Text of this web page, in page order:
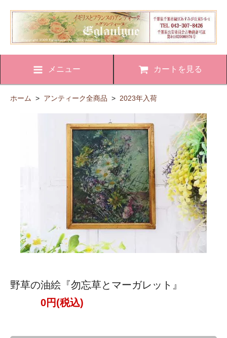
メニュー カートを見る
ホーム > アンティーク全商品 > 2023年入荷
野草の油絵『勿忘草とマーガレット』
0円(税込)